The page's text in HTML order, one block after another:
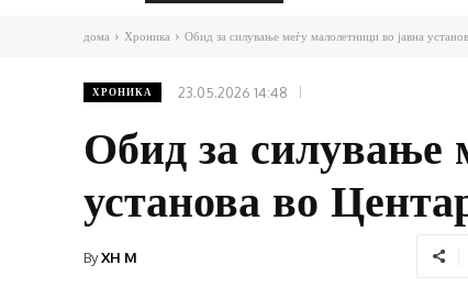
дома Хроника Обид за силување меѓу малолетници во јавна
ХРОНИКА 23.05.2026 14:48
Обид за силување
установа во
ByXH M